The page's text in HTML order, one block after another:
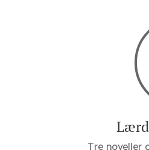
Tre noveller